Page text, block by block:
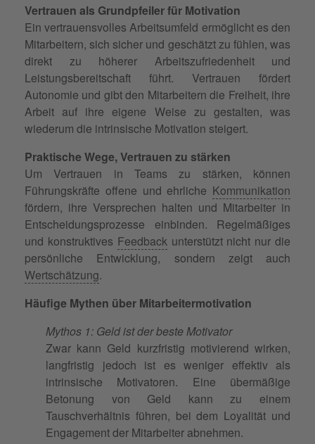
Vertrauen als Grundpfeiler für Motivation
Ein vertrauensvolles Arbeitsumfeld ermöglicht es den
Mitarbeitern, sich sicher und geschätzt zu fühlen, was
direkt zu höherer Arbeitszufriedenheit und
Leistungsbereitschaft führt. Vertrauen fördert
Autonomie und gibt den Mitarbeitern die Freiheit, ihre
Arbeit auf ihre eigene Weise zu gestalten, was
wiederum die intrinsische Motivation steigert.
Praktische Wege, Vertrauen zu stärken
Um Vertrauen in Teams zu stärken, können
Führungskräfte offene und ehrliche Kommunikation
fördern, ihre Versprechen halten und Mitarbeiter in
Entscheidungsprozesse einbinden. Regelmäßiges
und konstruktives Feedbackunterstützt nicht nur die
persönliche Entwicklung, sondern zeigt auch
Wertschätzung.
Häufige Mythen über Mitarbeitermotivation
Mythos 1: Geld ist der beste Motivator
Zwar kann Geld kurzfristig motivierend wirken,
langfristig jedoch ist es weniger effektiv als
intrinsische Motivatoren. Eine übermäßige
Betonung von Geld kann zu einem
Tauschverhältnis führen, bei dem Loyalität und
Engagement der Mitarbeiter abnehmen.